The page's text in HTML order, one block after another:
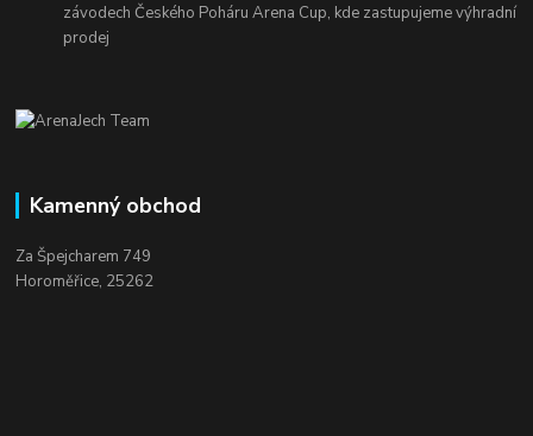
závodech Českého Poháru Arena Cup, kde zastupujeme výhradní
prodej
Kamenný obchod
Za Špejcharem 749
Horoměřice, 25262